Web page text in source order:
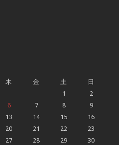
木 金 土
日
1
2
6 7 8
9
13 14 15
16
20 21 22
23
27 28 29
30